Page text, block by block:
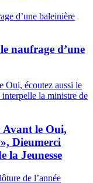
naufrage d’une
Avant le Oui,
Dieumerci
la Jeunesse